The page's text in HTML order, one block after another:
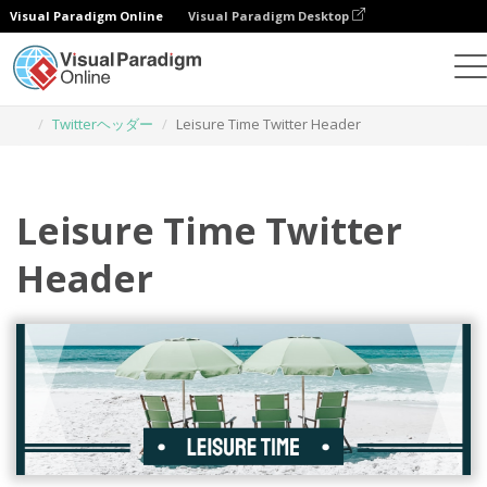
Visual Paradigm Online Visual Paradigm Desktop
Twitterヘッダー
Leisure Time Twitter Header
Leisure Time Twitter
Header